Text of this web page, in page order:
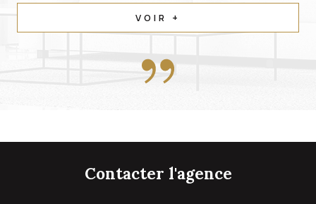
VOIR +
contacter l'agence